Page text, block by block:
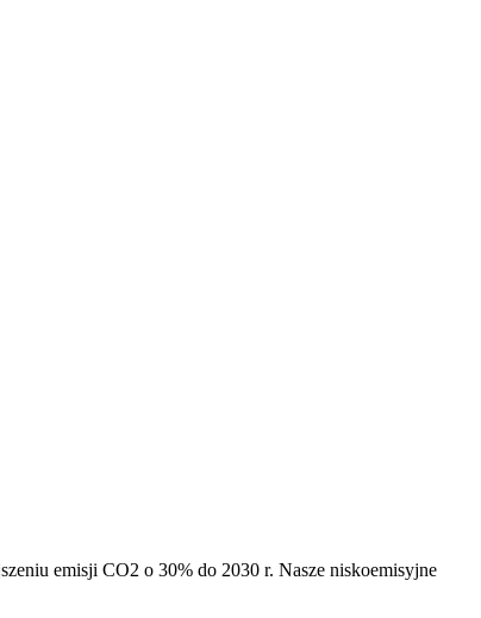
emisji CO2 o 30% do 2030 r. Nasze niskoemisyjne